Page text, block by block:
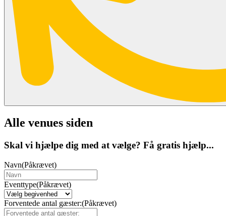
Alle venues siden
Skal vi hjælpe dig med at vælge? Få gratis hjælp...
Navn(Påkrævet)
Eventtype(Påkrævet)
Forventede antal gæster:(Påkrævet)